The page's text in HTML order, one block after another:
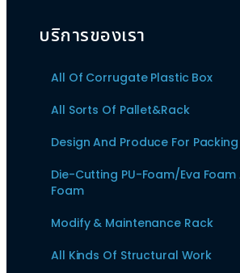
บริการของเรา
All Of Corrugate Plastic Box
All Sorts Of Pallet&Rack
Design And Produce For Packing
Die-Cutting PU-Foam/Eva
Foam
Modify & Maintenance Rack
All Kinds Of Structural Work